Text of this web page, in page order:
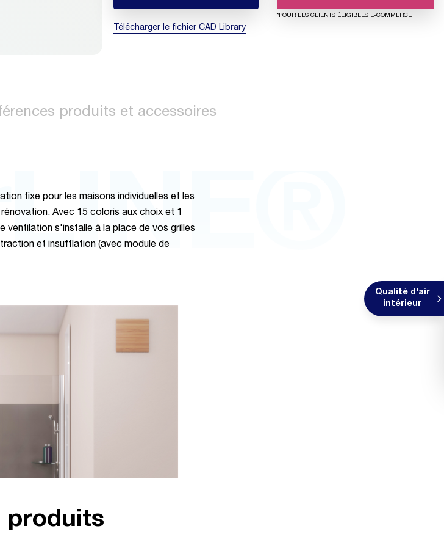
Qualité d'air
intérieur
*POUR LES CLIENTS ÉLIGIBLES E-COMMERCE
Télécharger le fichier CAD Library
produits et accessoires
fixe pour les maisons individuelles et les
Avec 15 coloris aux choix et 1
ventilation s'installe à la place de vos grilles
et insufflation (avec module de
produits